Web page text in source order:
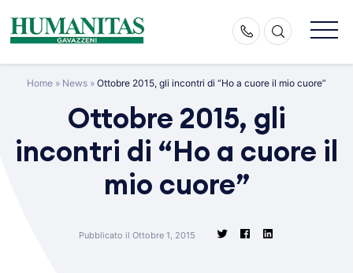
content
Home » News » Ottobre 2015, gli incontri di “Ho a cuore il mio cuore”
Ottobre 2015, gli
incontri di “Ho a cuore il
mio cuore”
Pubblicato il Ottobre 1, 2015